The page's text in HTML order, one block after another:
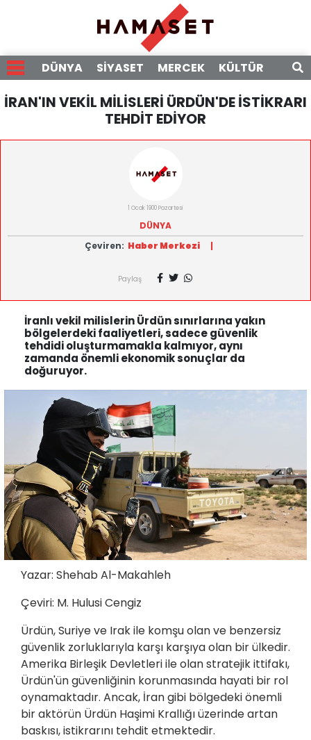
DÜNYA SİYASET MERCEK KÜLTÜR
İRAN'IN VEKİL MİLİSLERİ ÜRDÜN'DE İSTİKRARI
TEHDİT EDİYOR
1 Ocak 1900 Pazartesi
DÜNYA
Çeviren: Haber Merkezi |
Paylaş
İranlı vekil milislerin Ürdün sınırlarına yakın
bölgelerdeki faaliyetleri, sadece güvenlik
tehdidi oluşturmamakla kalmıyor, aynı
zamanda önemli ekonomik sonuçlar da
doğuruyor.
Yazar: Shehab Al-Makahleh
Çeviri: M. Hulusi Cengiz
Ürdün, Suriye ve Irak ile komşu olan ve benzersiz
güvenlik zorluklarıyla karşı karşıya olan bir ülkedir.
Amerika Birleşik Devletleri ile olan stratejik ittifakı,
Ürdün'ün güvenliğinin korunmasında hayati bir rol
oynamaktadır. Ancak, İran gibi bölgedeki önemli
bir aktörün Ürdün Haşimi Krallığı üzerinde artan
baskısı, istikrarını tehdit etmektedir.